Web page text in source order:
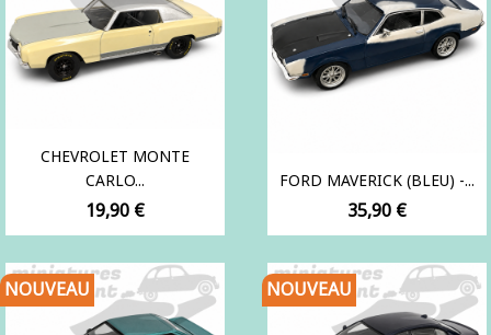
CHEVROLET MONTE
CARLO...
Prix
19,90 €
FORD MAVERICK (BLEU) -...
Prix
35,90 €
NOUVEAU NOUVEAU